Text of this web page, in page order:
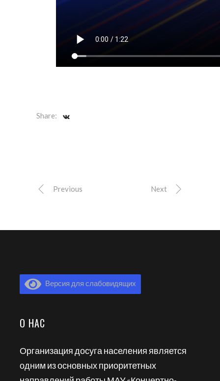
Share:
Previous Next
Версия для слабовидящих
О НАС
Организация досуга населения является
одним из основных приоритетных